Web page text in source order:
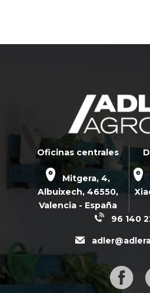
Oficinas centrales
Mitgera, 4,
Albuixech, 46550,
Valencia - España
96 140